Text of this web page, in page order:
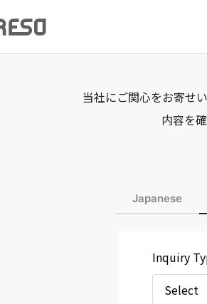
当社にご関心をお寄せ
内容を
Japanese